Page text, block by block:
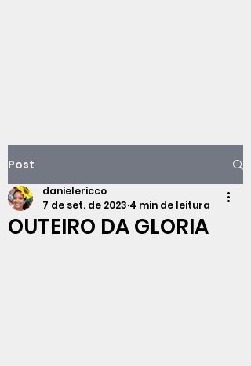
Post
OUTEIRO DA GLORIA
danielericco
7 de set. de 2023 4 min de leitura